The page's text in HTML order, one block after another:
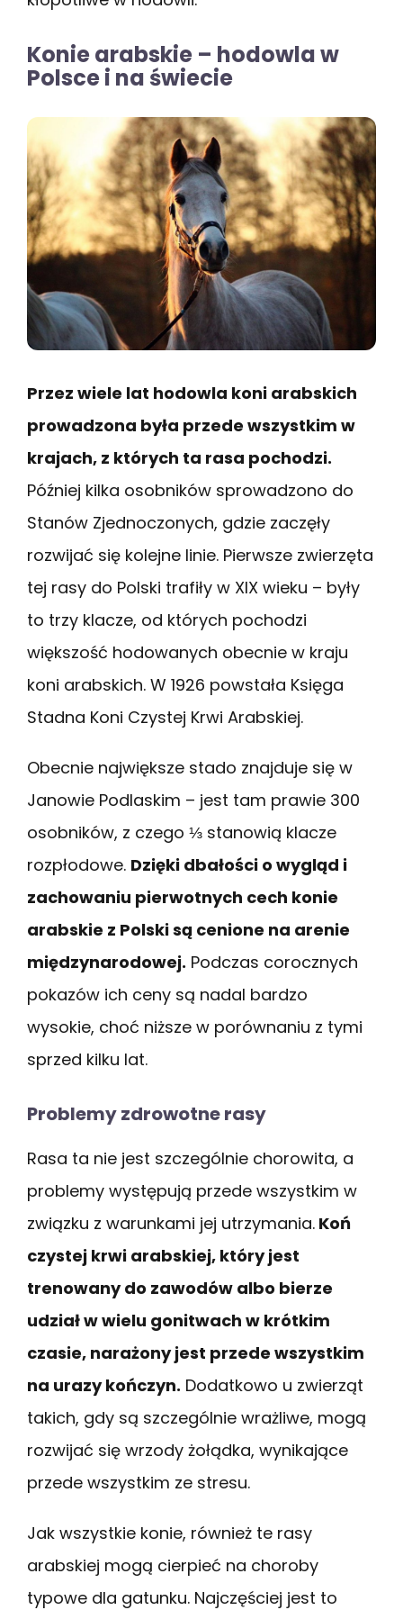
Konie arabskie – hodowla w
Polsce i na świecie
Przez wiele lat hodowla koni arabskich
prowadzona była przede wszystkim w
krajach, z których ta rasa pochodzi.
Później kilka osobników sprowadzono do
Stanów Zjednoczonych, gdzie zaczęły
rozwijać się kolejne linie. Pierwsze zwierzęta
tej rasy do Polski trafiły w XIX wieku – były
to trzy klacze, od których pochodzi
większość hodowanych obecnie w kraju
koni arabskich. W 1926 powstała Księga
Stadna Koni Czystej Krwi Arabskiej.
Obecnie największe stado znajduje się w
Janowie Podlaskim – jest tam prawie 300
osobników, z czego ⅓ stanowią klacze
rozpłodowe. Dzięki dbałości o wygląd i
zachowaniu pierwotnych cech konie
arabskie z Polski są cenione na arenie
międzynarodowej. Podczas corocznych
pokazów ich ceny są nadal bardzo
wysokie, choć niższe w porównaniu z tymi
sprzed kilku lat.
Problemy zdrowotne rasy
Rasa ta nie jest szczególnie chorowita, a
problemy występują przede wszystkim w
związku z warunkami jej utrzymania. Koń
czystej krwi arabskiej, który jest
trenowany do zawodów albo bierze
udział w wielu gonitwach w krótkim
czasie, narażony jest przede wszystkim
na urazy kończyn. Dodatkowo u zwierząt
takich, gdy są szczególnie wrażliwe, mogą
rozwijać się wrzody żołądka, wynikające
przede wszystkim ze stresu.
Jak wszystkie konie, również te rasy
arabskiej mogą cierpieć na choroby
typowe dla gatunku. Najczęściej jest to